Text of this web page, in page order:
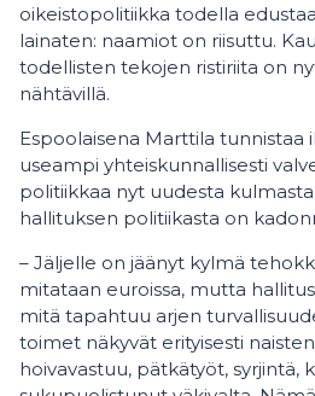
oikeistopolitiikka todella
lainaten: naamiot on riisuttu.
todellisten tekojen ristiriita on
nähtävillä.
Espoolaisena Marttila tunnistaa
useampi yhteiskunnallisesti
politiikkaa nyt uudesta
hallituksen politiikasta on
– Jäljelle on jäänyt kylmä
mitataan euroissa, mutta
mitä tapahtuu arjen
toimet näkyvät erityisesti
hoivavastuu, pätkätyöt, syrjintä,